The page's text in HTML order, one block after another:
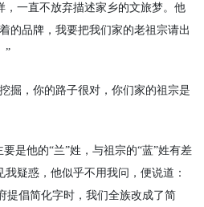
，一直不放弃描述家乡的文旅梦。他
的品牌，我要把我们家的老祖宗请出
”
掘，你的路子很对，你们家的祖宗是
是他的“兰”姓，与祖宗的“蓝”姓有差
疑惑，他似乎不用我问，便说道：
提倡简化字时，我们全族改成了简